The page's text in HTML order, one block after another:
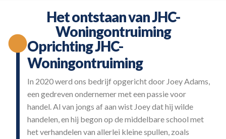
Het ontstaan van JHC-
Woningontruiming
Oprichting JHC-
Woningontruiming
In 2020 werd ons bedrijf opgericht door Joey Adams,
een gedreven ondernemer met een passie voor
handel. Al van jongs af aan wist Joey dat hij wilde
handelen, en hij begon op de middelbare school met
het verhandelen van allerlei kleine spullen, zoals